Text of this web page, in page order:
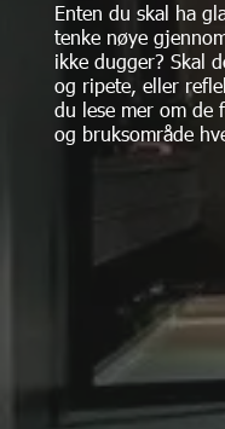
Enten du skal ha
tenke nøye
ikke dugger? Skal
og ripete, eller
du lese mer om de
og bruksområde